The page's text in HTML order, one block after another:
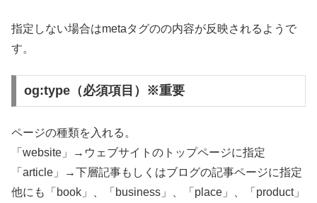
指定しない場合はmetaタグのの内容が反映されるようで
す。
og:type（必須項目）※重要
ページの種類を入れる。
「website」→ウェブサイトのトップページに指定
「article」→下層記事もしくはブログの記事ページに指定
他にも「book」、「business」、「place」、「product」